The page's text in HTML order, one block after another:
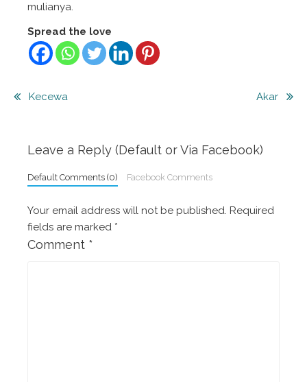
mulianya.
Spread the love
Post
Kecewa Akar
Leave a Reply (Default or Via Facebook)
Default Comments (0) Facebook Comments
Your email address will not be published. Required
fields are marked *
Comment *